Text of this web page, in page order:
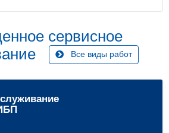
сервисное
Все виды работ